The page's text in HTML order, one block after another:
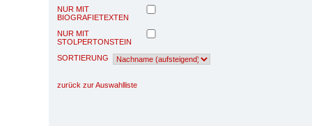
NUR MIT
BIOGRAFIETEXTEN
NUR MIT
STOLPERTONSTEIN
SORTIERUNG
zurück zur Auswahlliste